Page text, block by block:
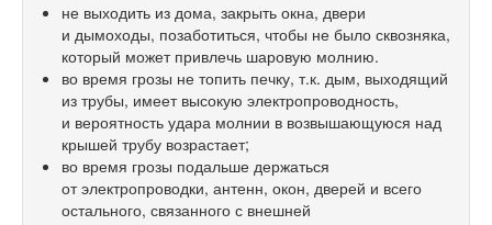
не выходить из дома, закрыть окна, двери
и дымоходы, позаботиться, чтобы не было сквозняка,
который может привлечь шаровую молнию.
во время грозы не топить печку, т.к. дым, выходящий
из трубы, имеет высокую электропроводность,
и вероятность удара молнии в возвышающуюся над
крышей трубу возрастает;
во время грозы подальше держаться
от электропроводки, антенн, окон, дверей и всего
остального, связанного с внешней